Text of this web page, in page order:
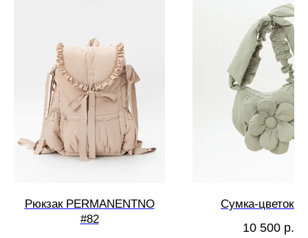
Рюкзак PERMANENTNO
#82
Сумка-цветок
10 500 р.